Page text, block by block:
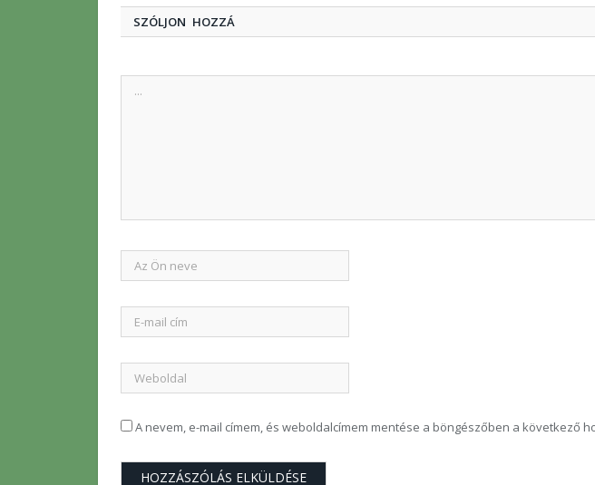
SZÓLJON HOZZÁ
A nevem, e-mail címem, és weboldalcímem mentése a böngészőben a következő